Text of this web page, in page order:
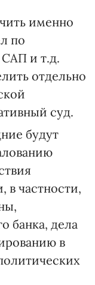
именно
по
и т.д.
отдельно
суд.
будут
в частности,
банка, дела
в